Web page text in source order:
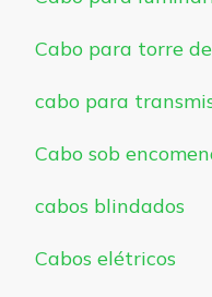
Cabo para torre
cabo para
Cabo sob
cabos blindados
Cabos elétricos